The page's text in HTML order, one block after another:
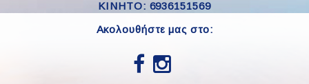
KINHTO: 6936151569
Ακολουθήστε μας στο: